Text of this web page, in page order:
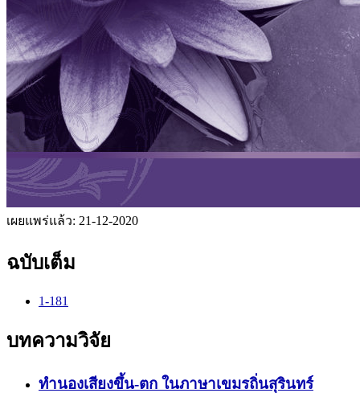
เผยแพร่แล้ว: 21-12-2020
ฉบับเต็ม
1-181
บทความวิจัย
ทำนองเสียงขึ้น-ตก ในภาษาเขมรถิ่นสุรินทร์